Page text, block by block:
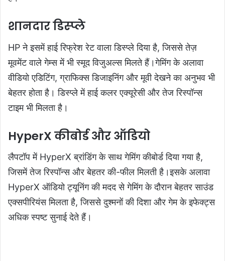
शानदार डिस्प्ले
HP ने इसमें हाई रिफ्रेश रेट वाला डिस्प्ले दिया है, जिससे तेज़
मूवमेंट वाले गेम्स में भी स्मूद विजुअल्स मिलते हैं।गेमिंग के अलावा
वीडियो एडिटिंग, ग्राफिक्स डिजाइनिंग और मूवी देखने का अनुभव भी
बेहतर होता है। डिस्प्ले में हाई कलर एक्यूरेसी और तेज रिस्पॉन्स
टाइम भी मिलता है।
HyperX कीबोर्ड और ऑडियो
लैपटॉप में HyperX ब्रांडिंग के साथ गेमिंग कीबोर्ड दिया गया है,
जिसमें तेज रिस्पॉन्स और बेहतर की-फील मिलती है।इसके अलावा
HyperX ऑडियो ट्यूनिंग की मदद से गेमिंग के दौरान बेहतर साउंड
एक्सपीरियंस मिलता है, जिससे दुश्मनों की दिशा और गेम के इफेक्ट्स
अधिक स्पष्ट सुनाई देते हैं।